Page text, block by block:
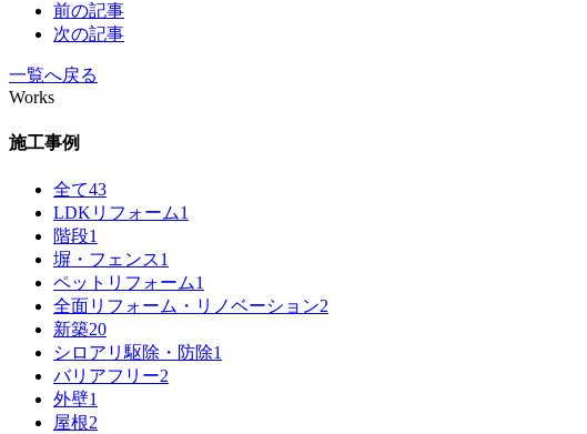
前の記事
次の記事
一覧へ戻る
Works
施工事例
全て43
LDKリフォーム1
階段1
塀・フェンス1
ペットリフォーム1
全面リフォーム・リノベーション2
新築20
シロアリ駆除・防除1
バリアフリー2
外壁1
屋根2